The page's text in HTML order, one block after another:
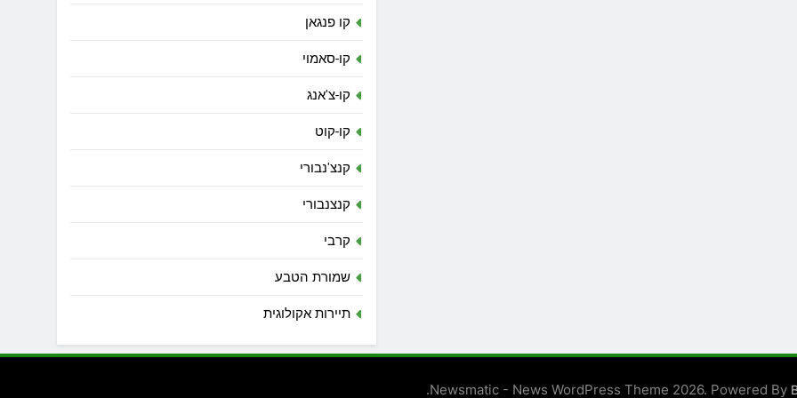
קו פנגאן
קו-סאמוי
קו-צ'אנג
קו-קוט
קנצ'נבורי
קנצנבורי
קרבי
שמורת הטבע
תיירות אקולוגית
Newsmatic - News WordPress Theme 2026. Powered By
.